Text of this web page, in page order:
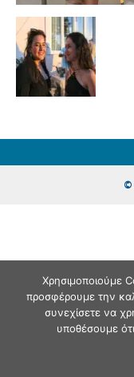
©
Χρησιμοποιούμε
προσφέρουμε την
συνεχίσετε να
υποθέσουμε